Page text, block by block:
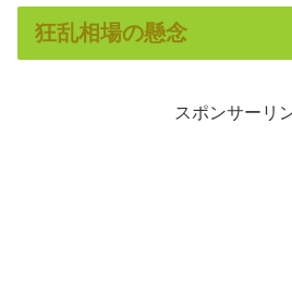
狂乱相場の懸念
スポンサーリ